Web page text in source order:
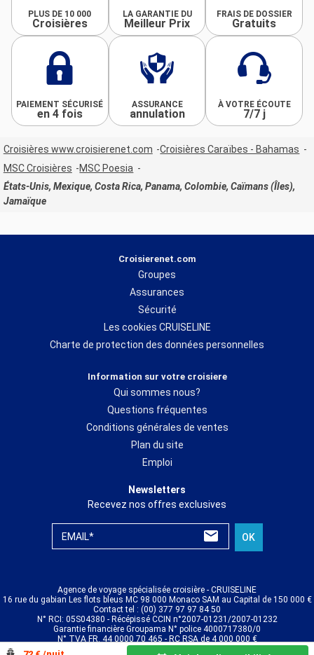
PLUS DE 10 000
Croisières
LA GARANTIE DU
Meilleur Prix
FRAIS DE DOSSIER
Gratuits
PAIEMENT SÉCURISÉ
en 4 fois
ASSURANCE
annulation
À VOTRE ÉCOUTE
7/7 j
Croisières www.croisierenet.com
Croisières Caraïbes - Bahamas
MSC Croisières
MSC Poesia
États-Unis, Mexique, Costa Rica, Panama, Colombie, Caïmans (Îles),
Jamaïque
Croisierenet.com
Groupes
Assurances
Sécurité
Les cookies CRUISELINE
Charte de protection des données personnelles
Information sur votre croisiere
Qui sommes nous?
Questions fréquentes
Conditions générales de ventes
Plan du site
Emploi
Newsletters
Recevez nos offres exclusives
EMAIL* OK
Agence de voyage spécialisée croisière - CRUISELINE
16 rue du gabian Les flots bleus MC 98 000 Monaco SAM au Capital de 150 000 €
Contact tel : (00) 377 97 97 84 50
N° RCI: 05S04380 - Récépissé CCIN n°2007-01231/2007-01232
Garantie financière Groupama N° police 4000717380/0
N° TVA FR. 44 0000 70 465 - RC RSA de 4 000 000 €
© CRUISELINE 2026 - all rights reserved